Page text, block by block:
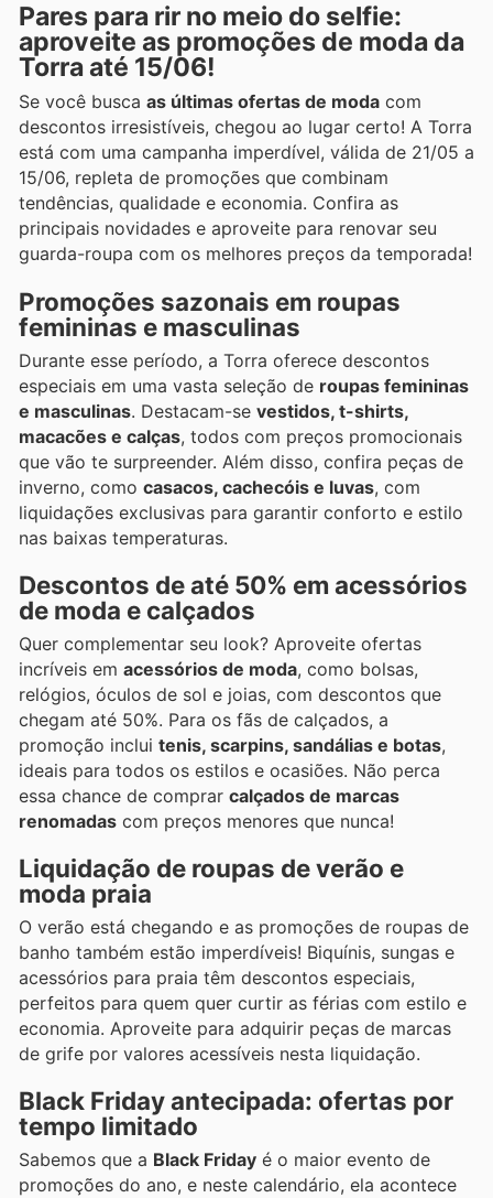
Pares para rir no meio do selfie:
aproveite as promoções de moda da
Torra até 15/06!
Se você busca as últimas ofertas de moda com
descontos irresistíveis, chegou ao lugar certo! A Torra
está com uma campanha imperdível, válida de 21/05 a
15/06, repleta de promoções que combinam
tendências, qualidade e economia. Confira as
principais novidades e aproveite para renovar seu
guarda-roupa com os melhores preços da temporada!
Promoções sazonais em roupas
femininas e masculinas
Durante esse período, a Torra oferece descontos
especiais em uma vasta seleção de roupas femininas
e masculinas. Destacam-se vestidos, t-shirts,
macacões e calças, todos com preços promocionais
que vão te surpreender. Além disso, confira peças de
inverno, como casacos, cachecóis e luvas, com
liquidações exclusivas para garantir conforto e estilo
nas baixas temperaturas.
Descontos de até 50% em acessórios
de moda e calçados
Quer complementar seu look? Aproveite ofertas
incríveis em acessórios de moda, como bolsas,
relógios, óculos de sol e joias, com descontos que
chegam até 50%. Para os fãs de calçados, a
promoção inclui tenis, scarpins, sandálias e botas,
ideais para todos os estilos e ocasiões. Não perca
essa chance de comprar calçados de marcas
renomadas com preços menores que nunca!
Liquidação de roupas de verão e
moda praia
O verão está chegando e as promoções de roupas de
banho também estão imperdíveis! Biquínis, sungas e
acessórios para praia têm descontos especiais,
perfeitos para quem quer curtir as férias com estilo e
economia. Aproveite para adquirir peças de marcas
de grife por valores acessíveis nesta liquidação.
Black Friday antecipada: ofertas por
tempo limitado
Sabemos que a Black Friday é o maior evento de
promoções do ano, e neste calendário, ela acontece